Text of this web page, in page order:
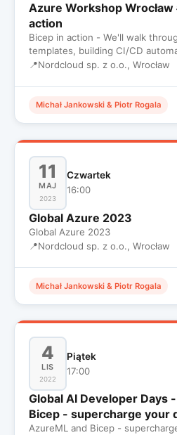
Azure Workshop Wrocław
action
Bicep in action - We'll walk
templates, building CI/CD
building more…
📍Nordcloud sp. z o.o., Wrocław
Michał Jankowski & Piotr Rogala
11
MAJ
2023
Czwartek
16:00
Global Azure 2023
Global Azure 2023
📍Nordcloud sp. z o.o., Wrocław
Michał Jankowski & Piotr Rogala
4
LIS
2022
Piątek
17:00
Global AI Developer Days
Bicep - supercharge your
AzureML and Bicep -